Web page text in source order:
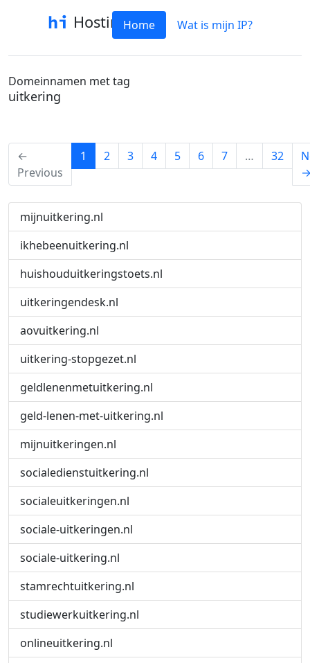
HostinfoHome Wat is mijn IP?
Domeinnamen met tag
uitkering
←
Previous
1 (current)
2 3 4 5 6 7 … 32
mijnuitkering.nl
ikhebeenuitkering.nl
huishouduitkeringstoets.nl
uitkeringendesk.nl
aovuitkering.nl
uitkering-stopgezet.nl
geldlenenmetuitkering.nl
geld-lenen-met-uitkering.nl
mijnuitkeringen.nl
socialedienstuitkering.nl
socialeuitkeringen.nl
sociale-uitkeringen.nl
sociale-uitkering.nl
stamrechtuitkering.nl
studiewerkuitkering.nl
onlineuitkering.nl